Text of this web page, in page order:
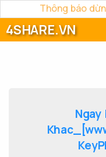
Thông báo
4SHARE.VN
Ngay